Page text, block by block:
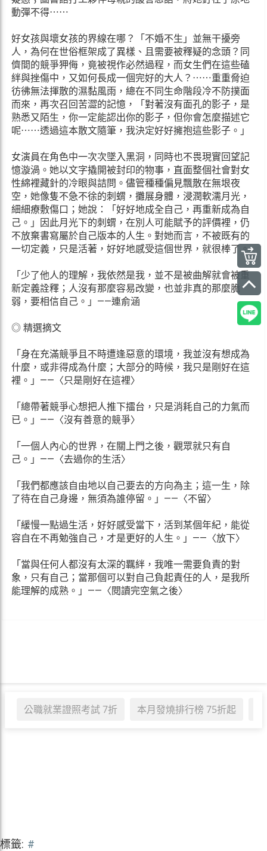
公職就業證照考試 7折 本月發燒排行榜 75折起
動彈不得⋯⋯
好女孩與壞女孩的界線在哪？「不婚不生」並無干擾旁
人，為何在世俗框架成了異樣、且需要被釋疑的念頭？同
儕間的競爭狎侮，竟被視作必然過程，而女生們在這些磕
絆與挫傷中，又如何長成一個完好的大人？⋯⋯重重脅迫
彷彿無法揮散的濕黏風雨，總在不同生命階段冷不防撲面
而來，再次召回苦澀的記憶，「對著沒有面孔的影子，是
熟悉又陌生，你一定能認出你的影子，但你會怎麼描述它
呢⋯⋯透過這本散文隨筆，我決定好好擁抱這些影子。」
女演員在角色中一次次墜入黑洞，同時也不畏現實回望記
憶漩渦。她以文字撬開被封印的物事，直面整個社會對女
性綿裡藏針的冷眼與詰問。儘管種種偏見飄散在無垠夜
空，她像隻不急不徐的刺蝟，攤展身體，浸潤軟濡月光，
細細療敷傷口；她說：「好好地成全自己，再重新成為自
己。」因此月光下的刺蝟，在別人可能賦予的評價裡，仍
不放棄書寫屬於自己版本的人生。對她而言，不被既有的
一切定義，只是活著，好好地感受這個世界，就很棒了。
「少了他人的理解，我依然是我，並不是被曲解就會被重
新定義詮釋；人沒有那麼容易改變，也並非真的那麼脆
弱，要相信自己。」——連俞涵
◎ 精選摘文
「身在充滿競爭且不時遭逢惡意的環境，我並沒有想成為
什麼，或非得成為什麼；大部分的時候，我只是剛好在這
裡。」——〈只是剛好在這裡〉
「總帶著競爭心想把人推下擂台，只是消耗自己的力氣而
已。」——〈沒有善意的競爭〉
「一個人內心的世界，在關上門之後，觀眾就只有自
己。」——〈去過你的生活〉
「我們都應該自由地以自己要去的方向為主；這一生，除
了待在自己身邊，無須為誰停留。」——〈不留〉
「緩慢一點過生活，好好感受當下，活到某個年紀，能從
容自在不再勉強自己，才是更好的人生。」——〈放下〉
「當與任何人都沒有太深的羈絆，我唯一需要負責的對
象，只有自己；當那個可以對自己負起責任的人，是我所
能理解的成熟。」——〈閱讀完空氣之後〉
標籤: #